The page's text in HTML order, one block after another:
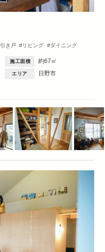
引き戸 リビング
ダイニング
施工面積 約67㎡
エリア 日野市